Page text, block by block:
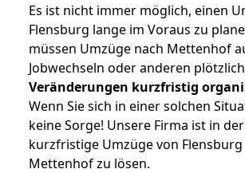
Es ist nicht immer möglich, einen
Flensburg lange im Voraus zu
müssen Umzüge nach Mettenhof
Jobwechseln oder anderen
Veränderungen kurzfristig
Wenn Sie sich in einer solchen
keine Sorge! Unsere Firma ist in
kurzfristige Umzüge von Flensburg
Mettenhof zu lösen.